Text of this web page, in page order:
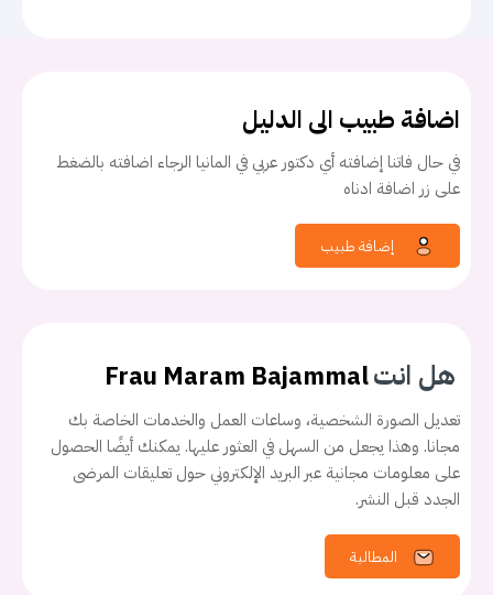
يجب عليك تسجيل الدخول حتى يمكنك طرح سؤال.
اضافة طبيب الى الدليل
في حال فاتنا إضافته أي دكتور عربي في المانيا الرجاء اضافته بالضغط
على زر اضافة ادناه
هل انتFrau Maram Bajammal
تعديل الصورة الشخصية، وساعات العمل والخدمات الخاصة بك
مجانا. وهذا يجعل من السهل في العثور عليها. يمكنك أيضًا الحصول
على معلومات مجانية عبر البريد الإلكتروني حول تعليقات المرضى
الجدد قبل النشر.
المطالبة